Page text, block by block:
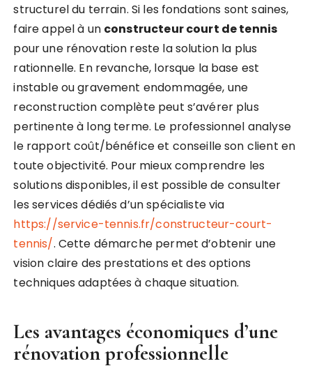
structurel du terrain. Si les fondations sont saines,
faire appel à un constructeur court de tennis
pour une rénovation reste la solution la plus
rationnelle. En revanche, lorsque la base est
instable ou gravement endommagée, une
reconstruction complète peut s’avérer plus
pertinente à long terme. Le professionnel analyse
le rapport coût/bénéfice et conseille son client en
toute objectivité. Pour mieux comprendre les
solutions disponibles, il est possible de consulter
les services dédiés d’un spécialiste via
https://service-tennis.fr/constructeur-court-
tennis/. Cette démarche permet d’obtenir une
vision claire des prestations et des options
techniques adaptées à chaque situation.
Les avantages économiques d’une
rénovation professionnelle